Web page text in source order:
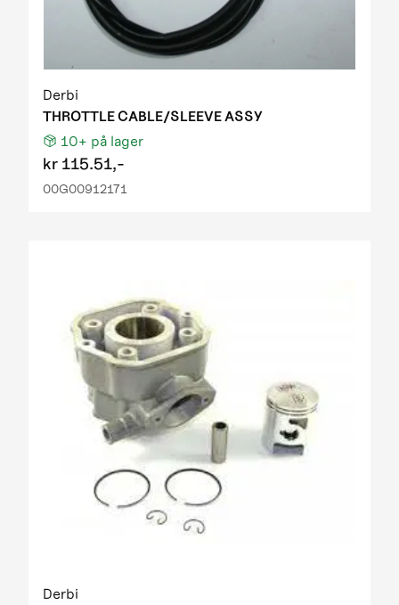
Derbi
THROTTLE CABLE/SLEEVE ASSY
10+ på lager
kr 115.51,-
00G00912171
Derbi